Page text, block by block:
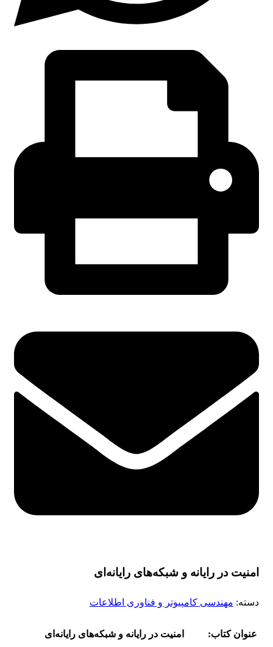
امنیت در رایانه و شبکه‌های رایانه‌ای
دسته: مهندسی کامپیوتر و فناوری اطلاعات
عنوان کتاب: امنیت در رایانه و شبکه‌های رایانه‌ای